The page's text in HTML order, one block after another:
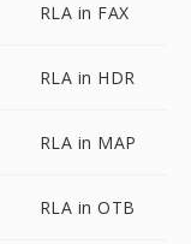
RLA in FAX
RLA in HDR
RLA in MAP
RLA in OTB